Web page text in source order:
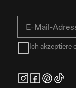
Ich akzeptiere